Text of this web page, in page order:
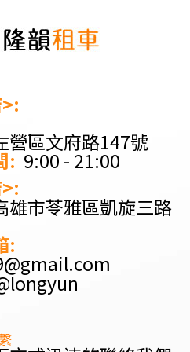
營區文府路147號
: 9:00 - 21:00
雄市苓雅區凱旋三路
: